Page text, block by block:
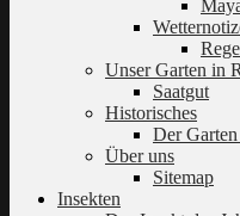
Unser Garten in
Saatgut
Historisches
Der
Über uns
Sitemap
Insekten